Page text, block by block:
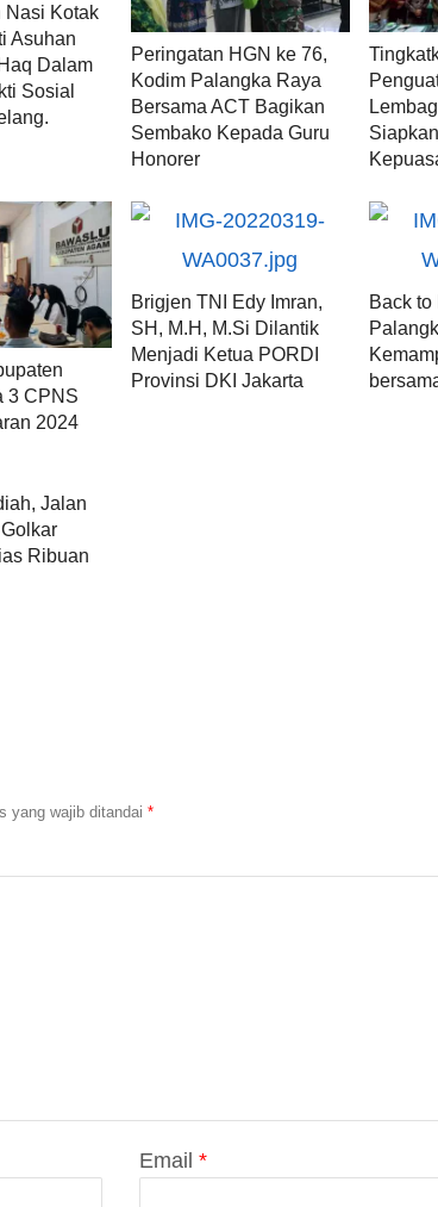
Nasi Kotak
Asuhan
Dalam
Sosial
Peringatan HGN ke 76,
Kodim Palangka Raya
Bersama ACT Bagikan
Sembako Kepada Guru
Honorer
3 CPNS
2024
Brigjen TNI Edy Imran,
SH, M.H, M.Si Dilantik
Menjadi Ketua PORDI
Provinsi DKI Jakarta
Back
Jalan
Ribuan
yang wajib ditandai *
Email*